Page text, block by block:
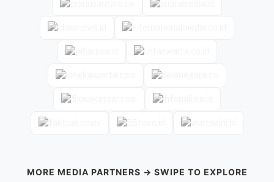
MORE MEDIA PARTNERS → SWIPE TO EXPLORE